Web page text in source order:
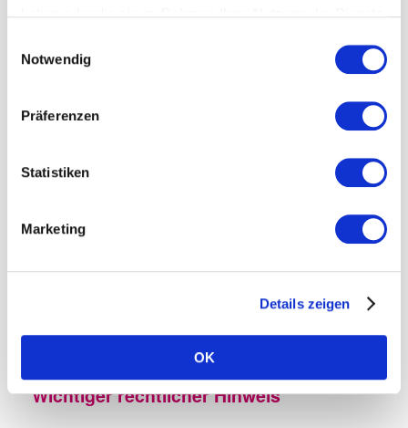
Cookies, wenn Sie unsere Webseite weiterhin nutzen.
Notwendig
Präferenzen
Statistiken
Marketing
Details zeigen
OK
berufliche Beratungen können oft als
Allgäu
Waldsee und dem Allgäu zu Hause bin, biete ich
frischen Luft hilft oft dabei, Blockaden im Kopf
Erstgespräch einfach darauf an.
Wichtiger rechtlicher Hinweis